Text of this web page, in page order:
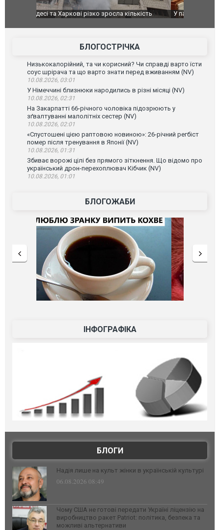
У парламенті Косово прем'єра закидали яйцями
Приїхав
до
зіркового
БЛОГОСТРІЧКА
Низькокалорійний, та чи корисний? Чи справді варто їсти
соус шрірача та що варто знати перед вживанням (NV)
10.08.2026, 03:01
У Німеччині близнюки народились в різні місяці (NV)
10.08.2026, 02:31
На Закарпатті 66-річного чоловіка підозрюють у
зґвалтуванні малолітніх сестер (NV)
10.08.2026, 02:01
«Спустошені цією раптовою новиною»: 26-річний регбіст
помер після тренування в Японії (NV)
10.08.2026, 01:31
Збиває ворожі цілі без прямого зіткнення. Що відомо про
український дрон-перехоплювач Кібчик (NV)
10.08.2026, 01:01
БЛОГОЖАБИ
ІНФОГРАФІКА
БЛОГИ
Надія лише на культ жінки в українській культурі
06.08.2026 08:49
Чому США не готові передати Україні ліцензію на
виробництво ракет Patriot: політика, безпека та
можливі альтернативи